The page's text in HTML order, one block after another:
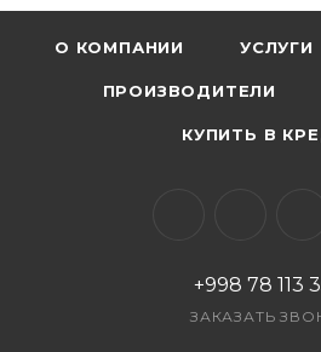
О КОМПАНИИ УСЛУГИ
ПРОИЗВОДИТЕЛИ
КУПИТЬ В
+998 78 113
ЗАКАЗАТЬ